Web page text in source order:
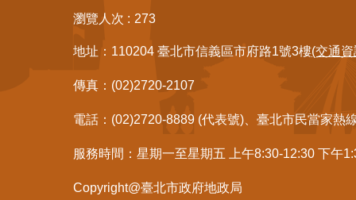
瀏覽人次
273
地址：110204 臺北市信義區市府路1號3樓(交通
傳真：(02)2720-2107
電話：(02)2720-8889 (代表號)、臺北市民當家熱
服務時間：星期一至星期五 上午8:30-12:30 下午
Copyright@臺北市政府地政局